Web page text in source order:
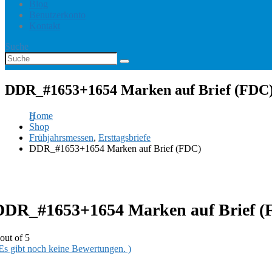
Blog
Benutzerkonto
Kontakt
Suche
DDR_#1653+1654 Marken auf Brief
Home
Shop
Frühjahrsmessen, Ersttagsbriefe
DDR_#1653+1654 Marken auf Brief (FDC)
Marken auf Brief
of 5
gibt noch keine Bewertungen. )